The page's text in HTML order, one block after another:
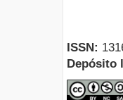
ISSN:
Depósito